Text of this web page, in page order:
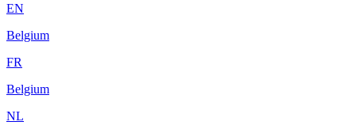
EN
Belgium
FR
Belgium
NL